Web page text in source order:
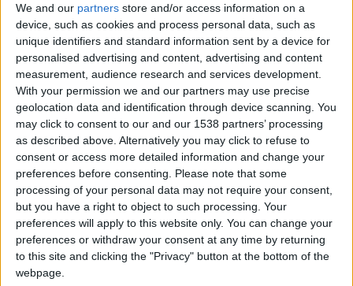
We and our partners store and/or access information on a
device, such as cookies and process personal data, such as
unique identifiers and standard information sent by a device for
personalised advertising and content, advertising and content
measurement, audience research and services development.
With your permission we and our partners may use precise
geolocation data and identification through device scanning. You
may click to consent to our and our 1538 partners’ processing
as described above. Alternatively you may click to refuse to
consent or access more detailed information and change your
preferences before consenting.
Please note that some
processing of your personal data may not require your consent,
but you have a right to object to such processing. Your
preferences will apply to this website only. You can change your
preferences or withdraw your consent at any time by returning
to this site and clicking the "Privacy" button at the bottom of the
webpage.
Il y a quasiment un an jour pour jour, L’Équipeindiquait que l’un
des adjoints d’Adi Hütter, Damien Perrinelle, ambitionnait
d’obtenir son Brevet d’Entraîneur Professionnel de Football
(BEPF) au moyen d’une validation d’acquis d’expérience. Il est
désormais, comme qui dirait, sur la voie royale, puisque le
Monégasque a été admis à la formation continue du BEPF ce
mardi.
Perrinelle a donc passé avec succès les tests d’entrée
effectués les 22 et 23 avril. La Fédération française de
football a précisé le déroulé de cette année de formation,
avec «treize sessions organisées sur une année, du 23 juin